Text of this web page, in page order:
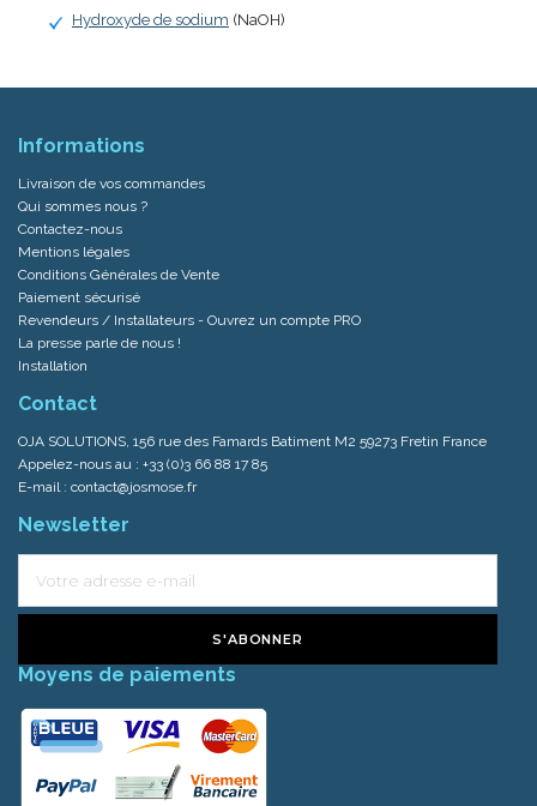
Hydroxyde de sodium (NaOH)
Informations
Livraison de vos commandes
Qui sommes nous ?
Contactez-nous
Mentions légales
Conditions Générales de Vente
Paiement sécurisé
Revendeurs / Installateurs - Ouvrez un compte PRO
La presse parle de nous !
Installation
Contact
OJA SOLUTIONS, 156 rue des Famards Batiment M2 59273 Fretin France
Appelez-nous au : +33 (0)3 66 88 17 85
E-mail : contact@josmose.fr
Newsletter
S'ABONNER
Moyens de paiements